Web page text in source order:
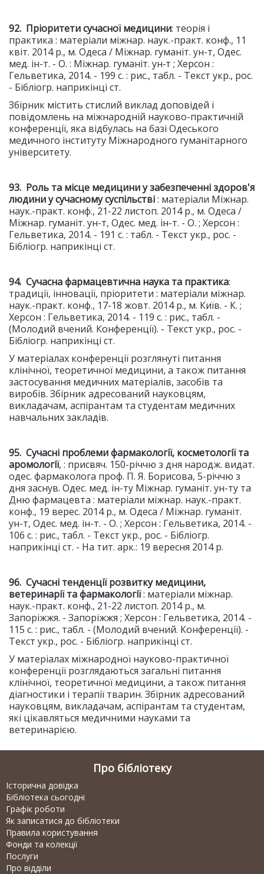
92. Пріоритети сучасної медицини: теорія і
практика : матеріали міжнар. наук.-практ. конф., 11
квіт. 2014 р., м. Одеса / Міжнар. гуманіт. ун-т, Одес.
мед. ін-т. - О. : Міжнар. гуманіт. ун‑т ; Херсон :
Гельветика, 2014. - 199 с. : рис., табл. - Текст укр., рос.
- Бібліогр. наприкінці ст.
Збірник містить стислий виклад доповідей і
повідомлень на міжнародній науково-практичній
конференції, яка відбулась на базі Одеського
медичного інституту Міжнародного гуманітарного
університету.
93. Роль та місце медицини у забезпеченні здоров'я
людини у сучасному суспільстві: матеріали Міжнар.
наук.-практ. конф., 21-22 листоп. 2014 р., м. Одеса /
Міжнар. гуманіт. ун-т, Одес. мед. ін-т. - О. ; Херсон :
Гельветика, 2014. - 191 с. : табл. - Текст укр., рос. -
Бібліогр. наприкінці ст.
94. Сучасна фармацевтична наука та практика:
традиції, інновації, пріоритети : матеріали міжнар.
наук.-практ. конф., 17-18 жовт. 2014 р., м. Київ. - К. ;
Херсон : Гельветика, 2014. - 119 с. : рис., табл. -
(Молодий вчений. Конференції). - Текст укр., рос. -
Бібліогр. наприкінці ст.
У матеріалах конференції розглянуті питання
клінічної, теоретичної медицини, а також питання
застосування медичних матеріалів, засобів та
виробів. Збірник адресований науковцям,
викладачам, аспірантам та студентам медичних
навчальних закладів.
95. Сучасні проблеми фармакології, косметології та
аромології, : присвяч. 150-річчю з дня народж. видат.
одес. фармаколога проф. П. Я. Борисова, 5-річчю з
дня заснув. Одес. мед. ін-ту Міжнар. гуманіт. ун-ту та
Дню фармацевта : матеріали міжнар. наук.-практ.
конф., 19 верес. 2014 р., м. Одеса / Міжнар. гуманіт.
ун-т, Одес. мед. ін-т. - О. ; Херсон : Гельветика, 2014. -
106 с. : рис., табл. - Текст укр., рос. - Бібліогр.
наприкінці ст. - На тит. арк.: 19 вересня 2014 р.
96. Сучасні тенденції розвитку медицини,
ветеринарії та фармакології: матеріали міжнар.
наук.-практ. конф., 21-22 листоп. 2014 р., м.
Запоріжжя. - Запоріжжя ; Херсон : Гельветика, 2014. -
115 с. : рис., табл. - (Молодий вчений. Конференції). -
Текст укр., рос. - Бібліогр. наприкінці ст.
У матеріалах міжнародної науково-практичної
конференції розглядаються загальні питання
клінічної, теоретичної медицини, а також питання
діагностики і терапії тварин. Збірник адресований
науковцям, викладачам, аспірантам та студентам,
які цікавляться медичними науками та
ветеринарією.
Про бібліотеку
Історична довідка
Бібліотека сьогодні
Графік роботи
Як записатися до бібліотеки
Правила користування
Фонди та колекції
Послуги
Про відділи